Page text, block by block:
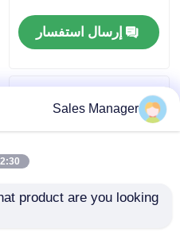
موصل مقبس USB
موصلات USB من النوع C.
موصل موانئ دبي المقبس
إرسال استفسار
Sales Manager
2:30 PM
product are you looking